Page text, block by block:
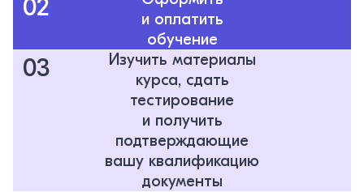
02
и оплатить
обучение
03
Изучить материалы
курса, сдать
тестирование
и получить
подтверждающие
вашу квалификацию
документы